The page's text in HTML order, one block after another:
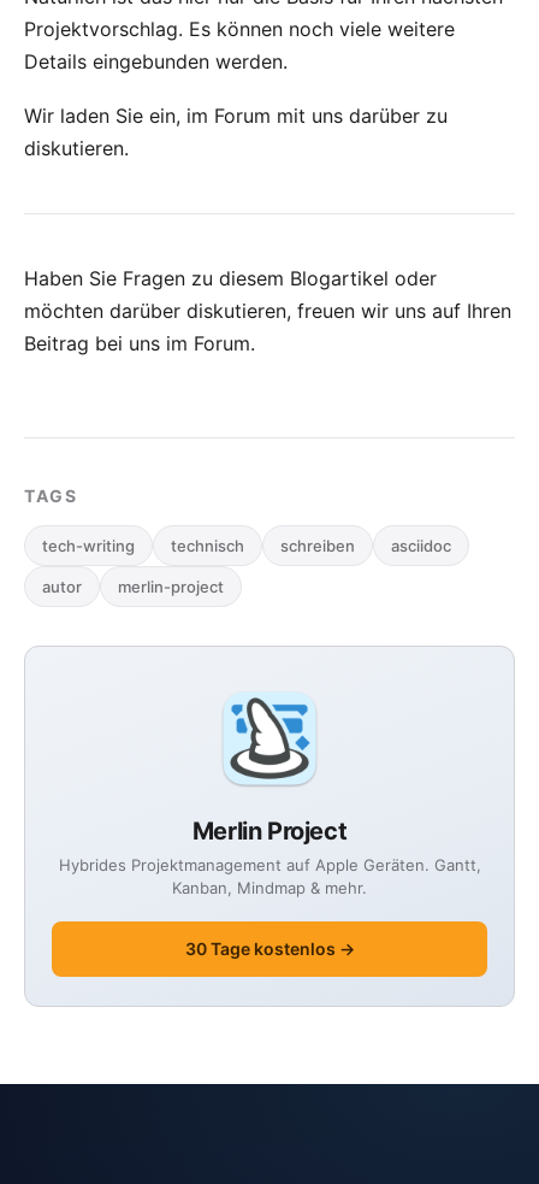
Merlin Project
Hybrides Projektmanagement auf Apple Geräten. Gantt,
Kanban, Mindmap & mehr.
30 Tage kostenlos →
Projektvorschlag. Es können noch viele weitere
Details eingebunden werden.
Wir laden Sie ein, im Forum mit uns darüber zu
diskutieren.
Haben Sie Fragen zu diesem Blogartikel oder
möchten darüber diskutieren, freuen wir uns auf Ihren
Beitrag bei uns im Forum.
TAGS
tech-writing technisch schreiben asciidoc
autor merlin-project